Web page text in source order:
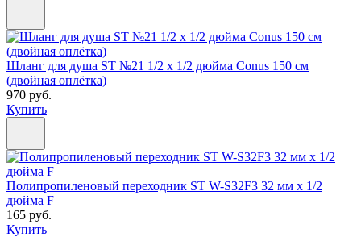
Шланг для душа ST №21 1/2 х 1/2 дюйма Conus 150 см
(двойная оплётка)
970 руб.
Купить
Полипропиленовый переходник ST W-S32F3 32 мм х 1/2
дюйма F
165 руб.
Купить